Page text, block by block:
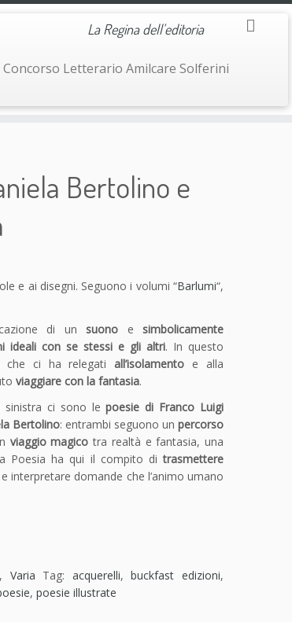
La Regina dell'editoria
Concorso Letterario Amilcare Solferini
Bertolino e
e ai disegni. Seguono i volumi “Barlumi“,
di unsuono esimbolicamente
ideali con se stessi e gli altri. In questo
ci ha relegati all’isolamento e alla
viaggiare con la fantasia.
sinistra ci sono lepoesie di Franco Luigi
Bertolino: entrambi seguono unpercorso
viaggio magico tra realtà e fantasia, una
Poesia ha qui il compito ditrasmettere
interpretare domande che l’animo umano
, Varia Tag: acquerelli,buckfast edizioni,
,poesie illustrate